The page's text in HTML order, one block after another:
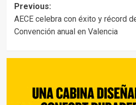
Post
navigation
Previous:
AECE celebra con éxito y récord
Convención anual en Valencia